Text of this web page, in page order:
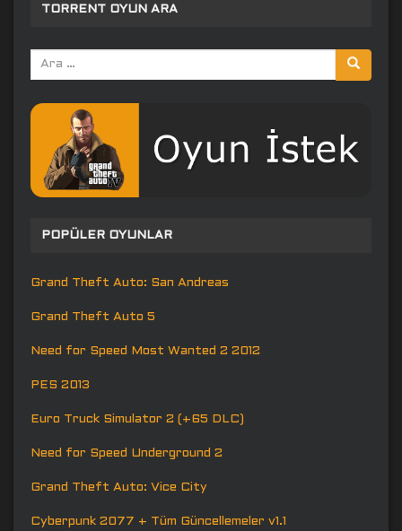
TORRENT OYUN ARA
Arama
yap:
POPÜLER OYUNLAR
Grand Theft Auto: San Andreas
Grand Theft Auto 5
Need for Speed Most Wanted 2 2012
PES 2013
Euro Truck Simulator 2 (+65 DLC)
Need for Speed Underground 2
Grand Theft Auto: Vice City
Cyberpunk 2077 + Tüm Güncellemeler v1.1